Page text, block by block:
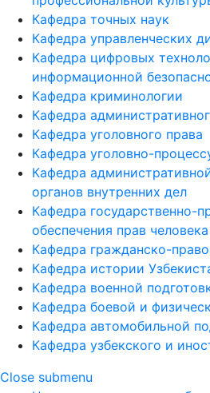
Кафедра точных наук
Кафедра управленческих
Кафедра цифровых
информационной
Кафедра криминологии
Кафедра
Кафедра уголовного права
Кафедра уголовно-
Кафедра
органов внутренних дел
Кафедра государственно-
обеспечения прав человека
Кафедра гражданско-
Кафедра истории
Кафедра военной
Кафедра боевой и
Кафедра автомобильной
Кафедра узбекского и
Close submenu